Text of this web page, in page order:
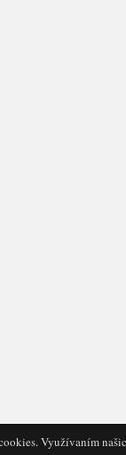
Využívaním